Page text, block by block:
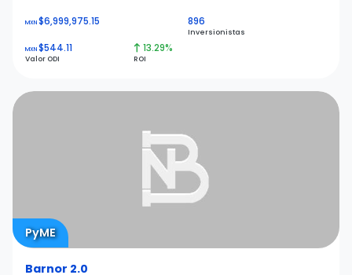
MXN$6,999,975.15 896
Inversionistas
MXN$544.11
Valor ODI
13.29%
ROI
PyME
Barnor 2.0